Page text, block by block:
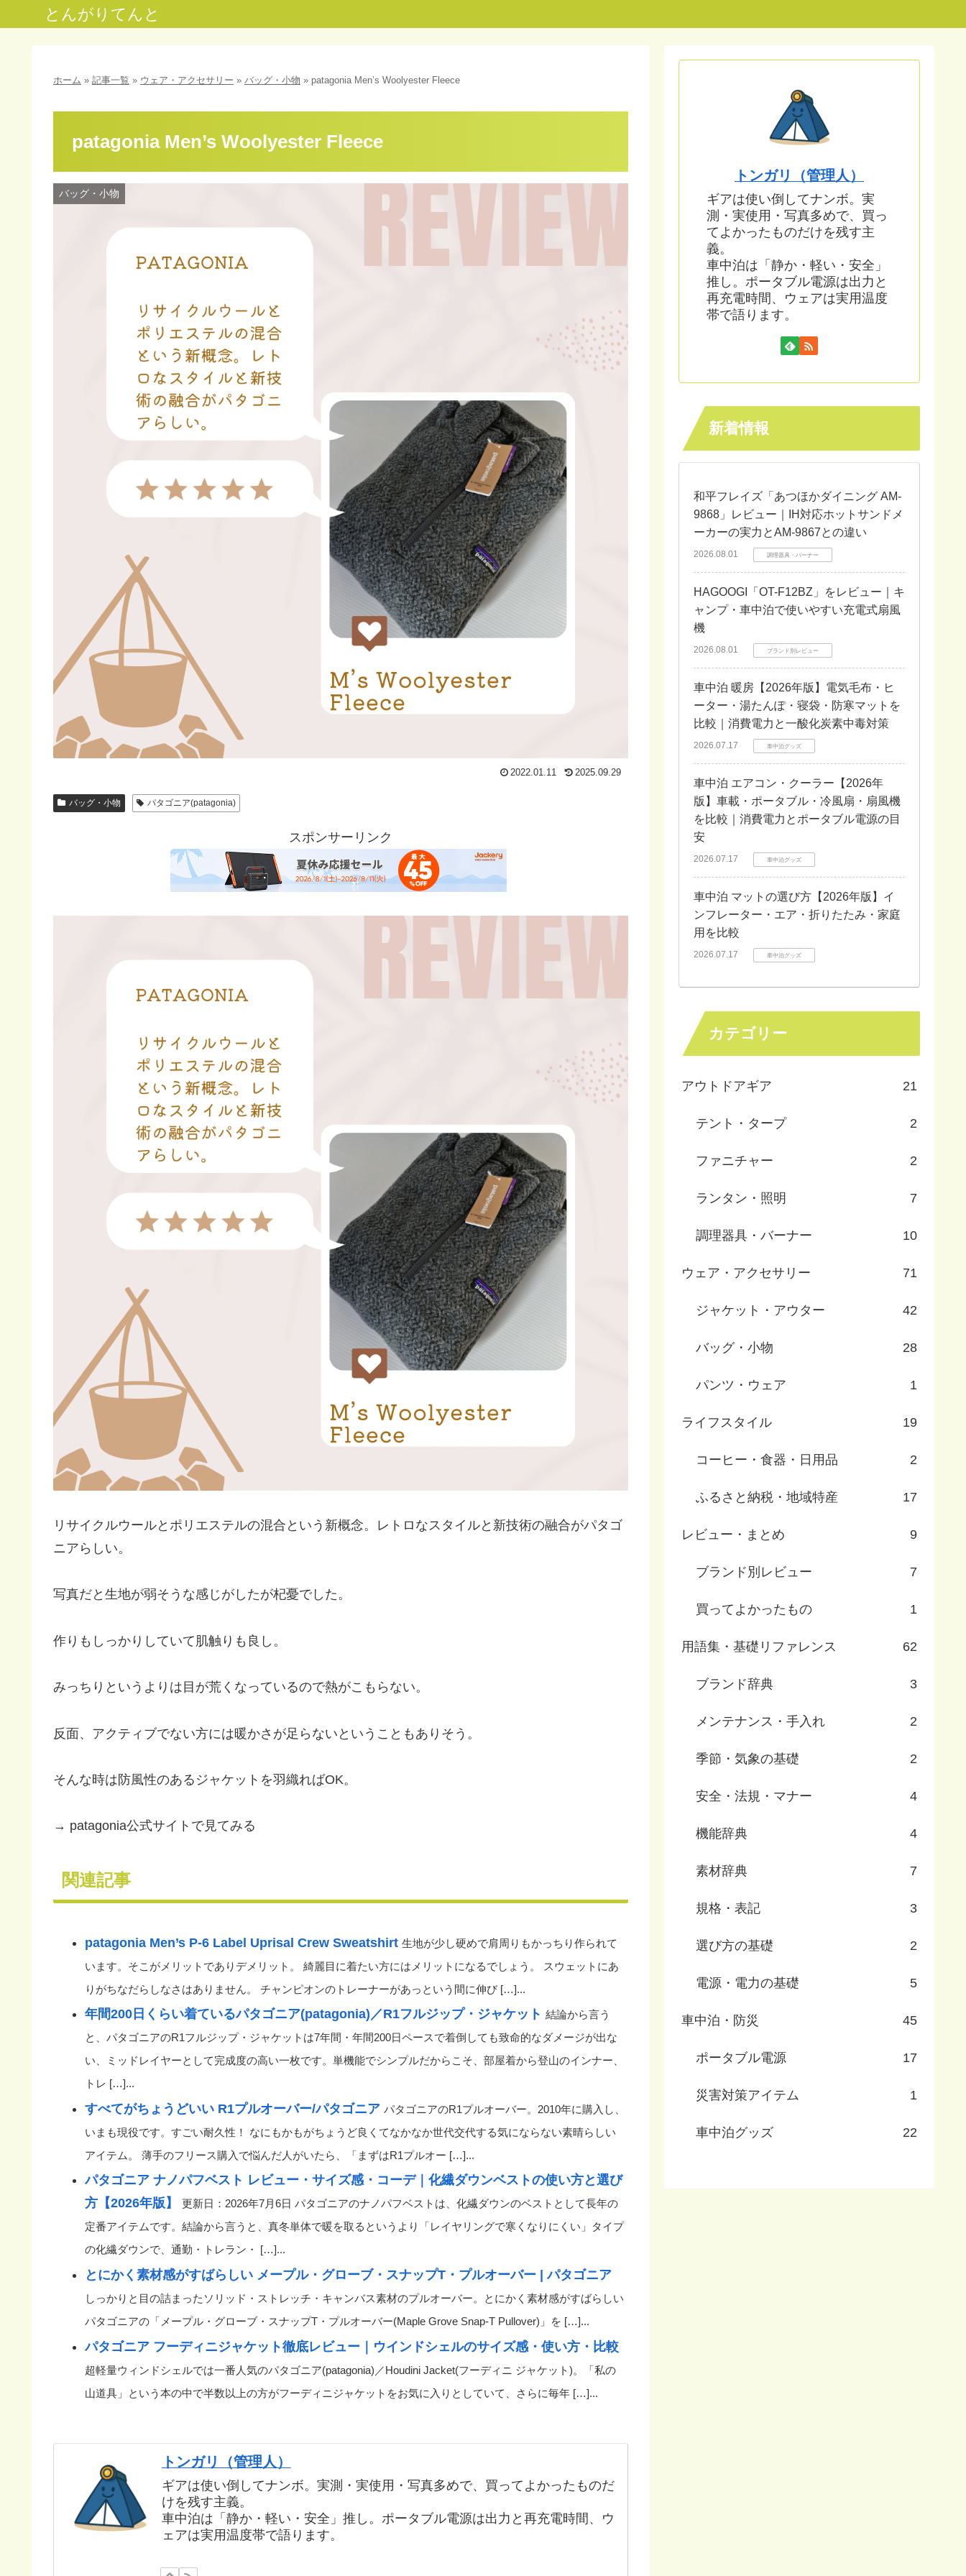
とんがりてんと
ホーム » 記事一覧 » ウェア・アクセサリー » バッグ・小物 » patagonia Men’s Woolyester Fleece
patagonia Men’s Woolyester Fleece
バッグ・小物
2022.01.11 2025.09.29
バッグ・小物 パタゴニア(patagonia)
スポンサーリンク
リサイクルウールとポリエステルの混合という新概念。レトロなスタイルと新技術の融合がパタゴ
ニアらしい。
写真だと生地が弱そうな感じがしたが杞憂でした。
作りもしっかりしていて肌触りも良し。
みっちりというよりは目が荒くなっているので熱がこもらない。
反面、アクティブでない方には暖かさが足らないということもありそう。
そんな時は防風性のあるジャケットを羽織ればOK。
→ patagonia公式サイトで見てみる
関連記事
patagonia Men’s P-6 Label Uprisal Crew Sweatshirt 生地が少し硬めで肩周りもかっちり作られて
います。そこがメリットでありデメリット。 綺麗目に着たい方にはメリットになるでしょう。 スウェットにあ
りがちなだらしなさはありません。 チャンピオンのトレーナーがあっという間に伸び […]...
年間200日くらい着ているパタゴニア(patagonia)／R1フルジップ・ジャケット 結論から言う
と、パタゴニアのR1フルジップ・ジャケットは7年間・年間200日ペースで着倒しても致命的なダメージが出な
い、ミッドレイヤーとして完成度の高い一枚です。単機能でシンプルだからこそ、部屋着から登山のインナー、
トレ […]...
すべてがちょうどいい R1プルオーバー/パタゴニア パタゴニアのR1プルオーバー。2010年に購入し、
いまも現役です。すごい耐久性！ なにもかもがちょうど良くてなかなか世代交代する気にならない素晴らしい
アイテム。 薄手のフリース購入で悩んだ人がいたら、「まずはR1プルオー […]...
パタゴニア ナノパフベスト レビュー・サイズ感・コーデ｜化繊ダウンベストの使い方と選び
方【2026年版】
更新日：2026年7月6日 パタゴニアのナノパフベストは、化繊ダウンのベストとして長年の
定番アイテムです。結論から言うと、真冬単体で暖を取るというより「レイヤリングで寒くなりにくい」タイプ
の化繊ダウンで、通勤・トレラン・ […]...
とにかく素材感がすばらしい メープル・グローブ・スナップT・プルオーバー | パタゴニア
しっかりと目の詰まったソリッド・ストレッチ・キャンバス素材のプルオーバー。とにかく素材感がすばらしい
パタゴニアの「メープル・グローブ・スナップT・プルオーバー(Maple Grove Snap-T Pullover)」を […]...
パタゴニア フーディニジャケット徹底レビュー｜ウインドシェルのサイズ感・使い方・比較
超軽量ウィンドシェルでは一番人気のパタゴニア(patagonia)／Houdini Jacket(フーディニ ジャケット)。「私の
山道具」という本の中で半数以上の方がフーディニジャケットをお気に入りとしていて、さらに毎年 […]...
トンガリ（管理人）
ギアは使い倒してナンボ。実測・実使用・写真多めで、買ってよかったものだ
けを残す主義。
車中泊は「静か・軽い・安全」推し。ポータブル電源は出力と再充電時間、ウ
ェアは実用温度帯で語ります。
トンガリ（管理人）
ギアは使い倒してナンボ。実
測・実使用・写真多めで、買っ
てよかったものだけを残す主
義。
車中泊は「静か・軽い・安全」
推し。ポータブル電源は出力と
再充電時間、ウェアは実用温度
帯で語ります。
新着情報
和平フレイズ「あつほかダイニング AM-
9868」レビュー｜IH対応ホットサンドメ
ーカーの実力とAM-9867との違い
2026.08.01 調理器具・バーナー
HAGOOGI「OT-F12BZ」をレビュー｜キ
ャンプ・車中泊で使いやすい充電式扇風
機
2026.08.01 ブランド別レビュー
車中泊 暖房【2026年版】電気毛布・ヒ
ーター・湯たんぽ・寝袋・防寒マットを
比較｜消費電力と一酸化炭素中毒対策
2026.07.17 車中泊グッズ
車中泊 エアコン・クーラー【2026年
版】車載・ポータブル・冷風扇・扇風機
を比較｜消費電力とポータブル電源の目
安
2026.07.17 車中泊グッズ
車中泊 マットの選び方【2026年版】イ
ンフレーター・エア・折りたたみ・家庭
用を比較
2026.07.17 車中泊グッズ
カテゴリー
アウトドアギア 21
テント・タープ 2
ファニチャー 2
ランタン・照明 7
調理器具・バーナー 10
ウェア・アクセサリー 71
ジャケット・アウター 42
バッグ・小物 28
パンツ・ウェア 1
ライフスタイル 19
コーヒー・食器・日用品 2
ふるさと納税・地域特産 17
レビュー・まとめ 9
ブランド別レビュー 7
買ってよかったもの 1
用語集・基礎リファレンス 62
ブランド辞典 3
メンテナンス・手入れ 2
季節・気象の基礎 2
安全・法規・マナー 4
機能辞典 4
素材辞典 7
規格・表記 3
選び方の基礎 2
電源・電力の基礎 5
車中泊・防災 45
ポータブル電源 17
災害対策アイテム 1
車中泊グッズ 22